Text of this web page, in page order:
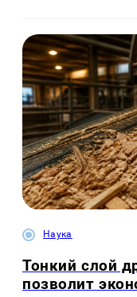
Наука
Тонкий слой
позволит